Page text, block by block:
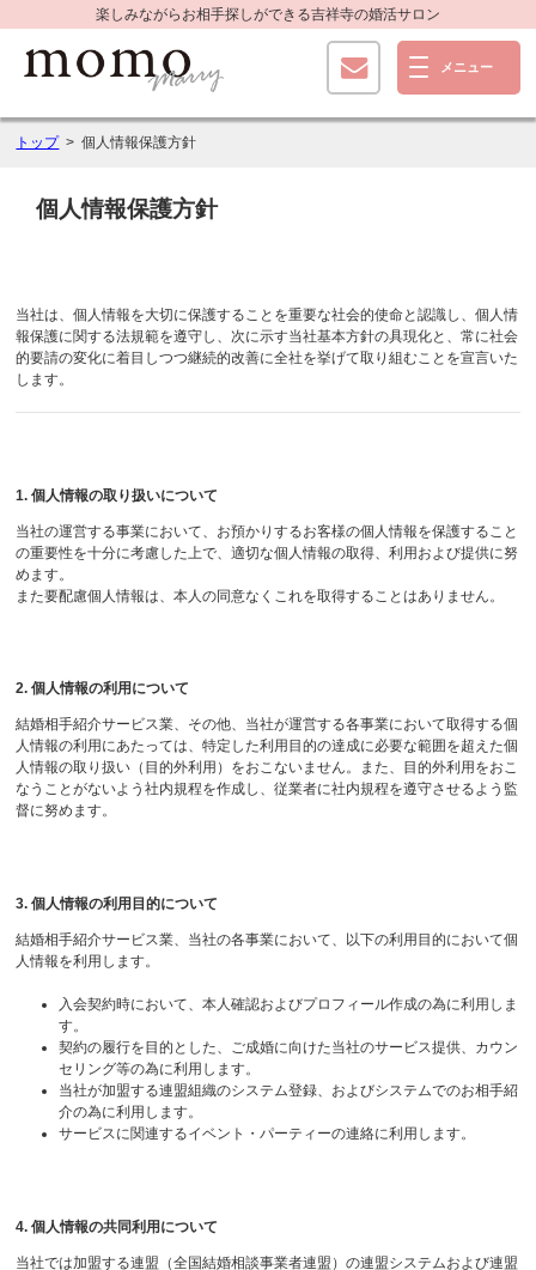
楽しみながらお相手探しができる吉祥寺の婚活サロン
トップ 個人情報保護方針
個人情報保護方針
当社は、個人情報を大切に保護することを重要な社会的使命と認識し、個人情
報保護に関する法規範を遵守し、次に示す当社基本方針の具現化と、常に社会
的要請の変化に着目しつつ継続的改善に全社を挙げて取り組むことを宣言いた
します。
1. 個人情報の取り扱いについて
当社の運営する事業において、お預かりするお客様の個人情報を保護すること
の重要性を十分に考慮した上で、適切な個人情報の取得、利用および提供に努
めます。
また要配慮個人情報は、本人の同意なくこれを取得することはありません。
2. 個人情報の利用について
結婚相手紹介サービス業、その他、当社が運営する各事業において取得する個
人情報の利用にあたっては、特定した利用目的の達成に必要な範囲を超えた個
人情報の取り扱い（目的外利用）をおこないません。また、目的外利用をおこ
なうことがないよう社内規程を作成し、従業者に社内規程を遵守させるよう監
督に努めます。
3. 個人情報の利用目的について
結婚相手紹介サービス業、当社の各事業において、以下の利用目的において個
人情報を利用します。
入会契約時において、本人確認およびプロフィール作成の為に利用しま
す。
契約の履行を目的とした、ご成婚に向けた当社のサービス提供、カウン
セリング等の為に利用します。
当社が加盟する連盟組織のシステム登録、およびシステムでのお相手紹
介の為に利用します。
サービスに関連するイベント・パーティーの連絡に利用します。
4. 個人情報の共同利用について
当社では加盟する連盟（全国結婚相談事業者連盟）の連盟システムおよび連盟